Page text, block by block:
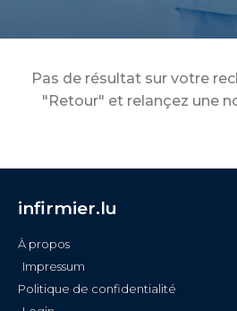
Pas de résultat sur votre
"Retour" et relançez une
infirmier.lu
À propos
Impressum
Politique de confidentialité